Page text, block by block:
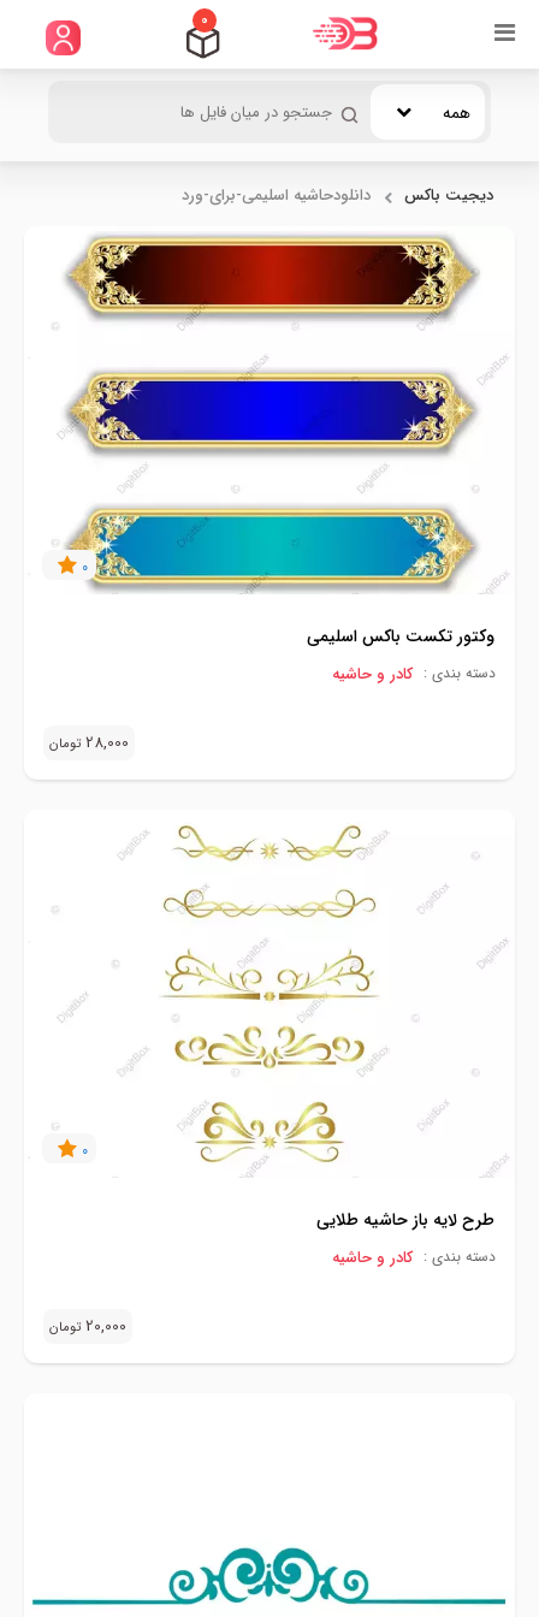
0
همه
دیجیت باکس دانلودحاشیه اسلیمی-برای-ورد
0
وکتور تکست باکس اسلیمی
دسته بندی : کادر و حاشیه
28,000 تومان
0
طرح لایه باز حاشیه طلایی
دسته بندی : کادر و حاشیه
20,000 تومان